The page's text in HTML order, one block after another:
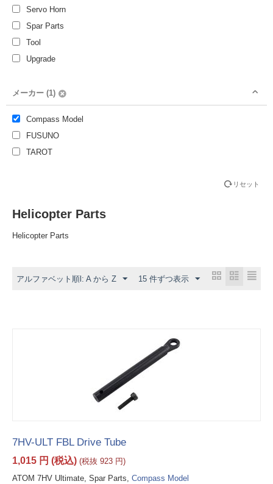
Servo Horn
Spar Parts
Tool
Upgrade
メーカー (1)
Compass Model
FUSUNO
TAROT
リセット
Helicopter Parts
Helicopter Parts
アルファベット順l: A から Z 15 件ずつ表示
7HV-ULT FBL Drive Tube
1,015 円 (税込) (税抜 923 円)
ATOM 7HV Ultimate, Spar Parts, Compass Model